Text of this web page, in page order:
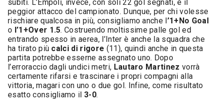
subiti. L’Empoli, invece, con soli 22 gol segnati, è il
peggior attacco del campionato. Dunque, per chi volesse
rischiare qualcosa in più, consigliamo anche l’1+No Goal
o l’1+Over 1.5. Costruendo moltissime palle gol ed
entrando spesso in aerea, l’Inter è anche la squadra che
ha tirato più calci di rigore (11), quindi anche in questa
partita potrebbe esserne assegnato uno. Dopo
l’erroraccio dagli undici metri, Lautaro Martinez vorrà
certamente rifarsi e trascinare i propri compagni alla
vittoria, magari con uno o due gol. Infine, come risultato
esatto consigliamo il3-0.